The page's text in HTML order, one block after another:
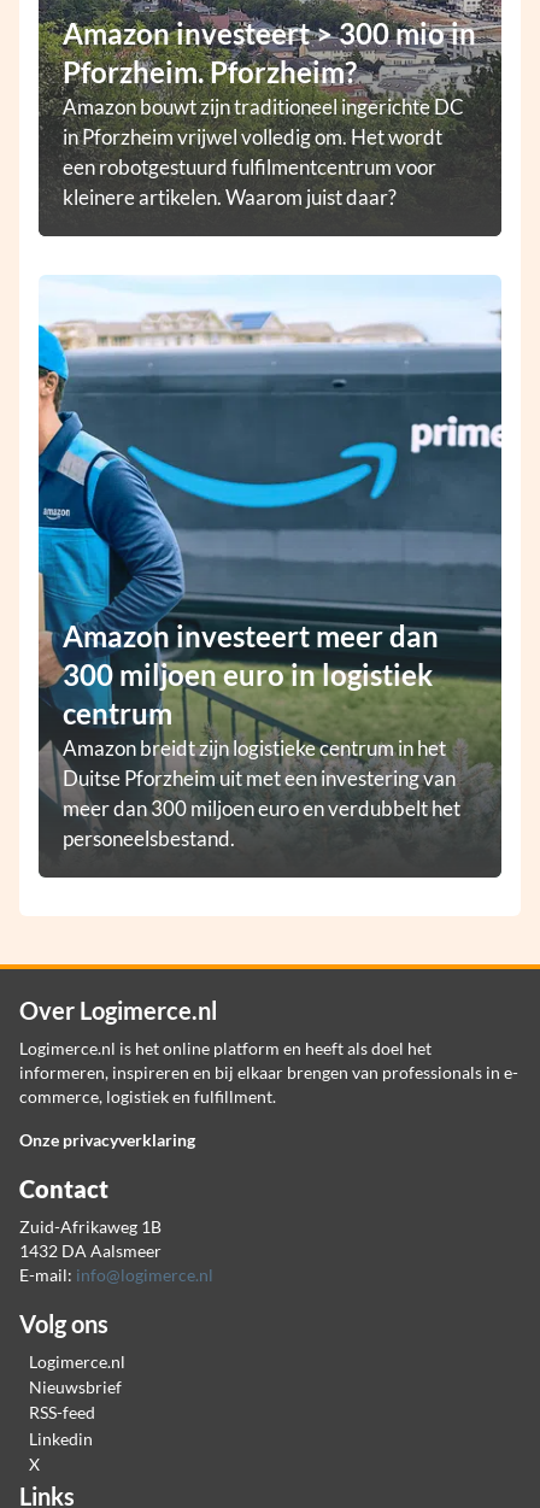
Amazon investeert > 300 mio in
Pforzheim. Pforzheim?
Amazon bouwt zijn traditioneel ingerichte DC
in Pforzheim vrijwel volledig om. Het wordt
een robotgestuurd fulfilmentcentrum voor
kleinere artikelen. Waarom juist daar?
Amazon investeert meer dan
300 miljoen euro in logistiek
centrum
Amazon breidt zijn logistieke centrum in het
Duitse Pforzheim uit met een investering van
meer dan 300 miljoen euro en verdubbelt het
personeelsbestand.
Over Logimerce.nl
Logimerce.nl is het online platform en heeft als doel het
informeren, inspireren en bij elkaar brengen van professionals in e-
commerce, logistiek en fulfillment.
Onze privacyverklaring
Contact
Zuid-Afrikaweg 1B
1432 DA Aalsmeer
E-mail: info@logimerce.nl
Volg ons
Logimerce.nl
Nieuwsbrief
RSS-feed
Linkedin
X
Links